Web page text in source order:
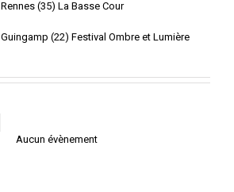
Rennes (35) La Basse Cour
Guingamp (22) Festival Ombre et Lumière
Aucun évènement